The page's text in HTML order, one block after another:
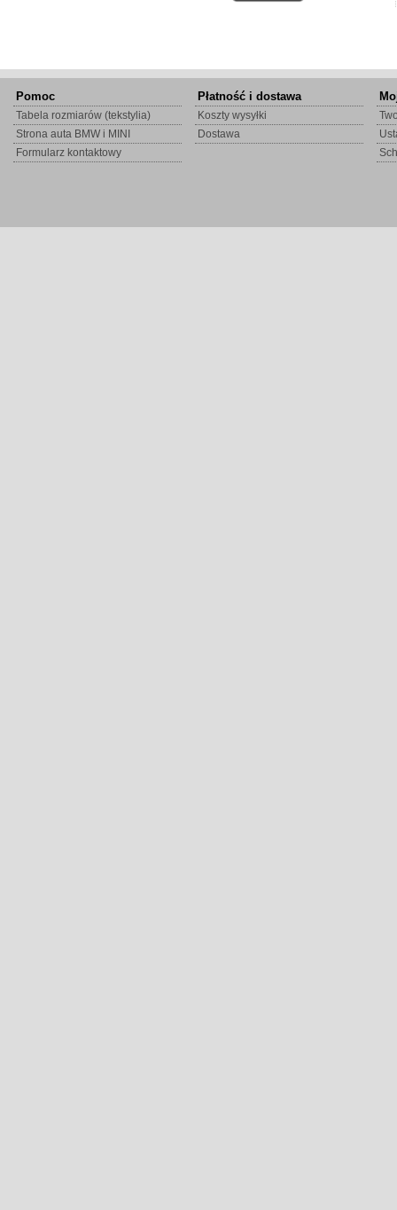
Pomoc
Tabela rozmiarów (tekstylia)
Strona auta BMW i MINI
Formularz kontaktowy
Płatność i dostawa
Koszty wysyłki
Dostawa